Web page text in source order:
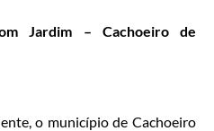
Jardim – Cachoeiro de
o município de Cachoeiro